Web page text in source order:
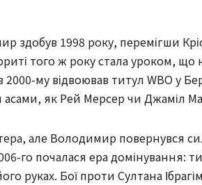
здобув 1998 року, перемігши
того ж року стала уроком, що
му відвоював титул WBO у
асами, як Рей Мерсер чи Джаміл
але Володимир повернувся
го почалася ера домінування:
руках. Бої проти Султана